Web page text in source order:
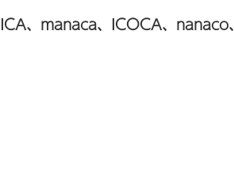
、manaca、ICOCA、nanaco、